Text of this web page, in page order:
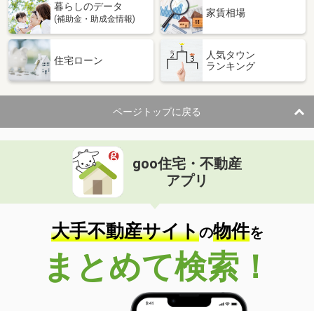
暮らしのデータ
(補助金・助成金情報)
家賃相場
住宅ローン
人気タウン
ランキング
ページトップに戻る
goo住宅・不動産
アプリ
大手不動産サイトの物件を
まとめて検索！